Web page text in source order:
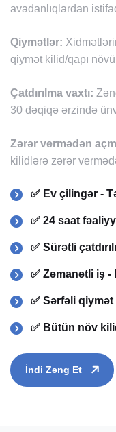
avadanlıqlardan
Qiymətlər:
qiymət kilid/qapı
Çatdırılma vaxtı:
30 dəqiqə ərzində
Zərər vermədən
kilidlərə zərər
✅ Ev çilingər -
✅ 24 saat
✅ Sürətli
✅ Zəmanətli iş
✅ Sərfəli
✅ Bütün növ
İndi Zəng Et